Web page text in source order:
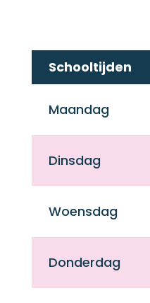
Schooltijden
Maandag
Dinsdag
Woensdag
Donderdag